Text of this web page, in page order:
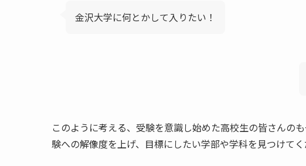
金沢大学に何とかして入りたい！
このように考える、受験を意識し始めた高校生の皆さんの
験への解像度を上げ、目標にしたい学部や学科を見つけてく